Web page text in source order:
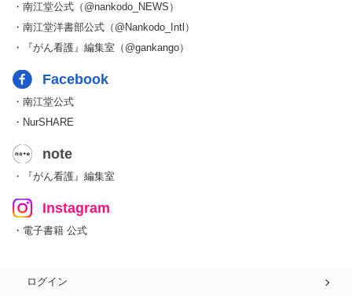
・南江堂公式（@nankodo_NEWS）
・南江堂洋書部公式（@Nankodo_Intl）
・『がん看護』編集室（@gankango）
Facebook
・南江堂公式
・NurSHARE
note
・『がん看護』編集室
Instagram
・電子書籍 公式
ログイン